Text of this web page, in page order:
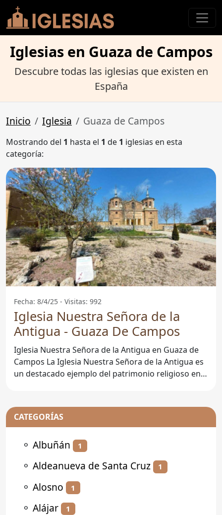
Iglesias en Guaza de Campos
Descubre todas las iglesias que existen en
España
Inicio Iglesia Guaza de Campos
Mostrando del 1 hasta el 1 de 1 iglesias en esta
categoría:
Fecha: 8/4/25 - Visitas: 992
Iglesia Nuestra Señora de la
Antigua - Guaza De Campos
Iglesia Nuestra Señora de la Antigua en Guaza de
Campos La Iglesia Nuestra Señora de la Antigua es
un destacado ejemplo del patrimonio religioso en
CATEGORÍAS
⚬ Albuñán 1
⚬ Aldeanueva de Santa Cruz 1
⚬ Alosno 1
⚬ Alájar 1